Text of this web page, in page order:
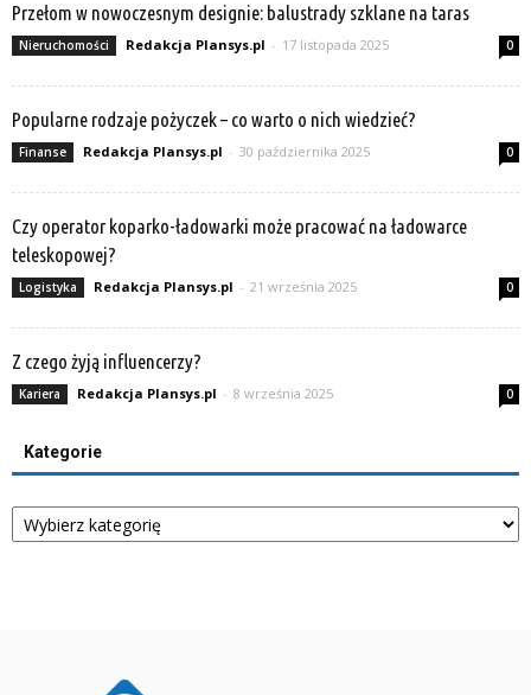
Przełom w nowoczesnym designie: balustrady szklane na taras
Nieruchomości Redakcja Plansys.pl - 17 listopada 2025 0
Popularne rodzaje pożyczek – co warto o nich wiedzieć?
Finanse Redakcja Plansys.pl - 30 października 2025 0
Czy operator koparko-ładowarki może pracować na ładowarce
teleskopowej?
Logistyka Redakcja Plansys.pl - 21 września 2025 0
Z czego żyją influencerzy?
Kariera Redakcja Plansys.pl - 8 września 2025 0
Kategorie
Kategorie